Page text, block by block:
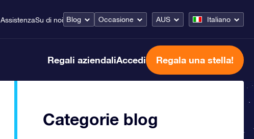
AssistenzaSu di noi Blog Occasione AUS Italiano
Regali aziendaliAccedi Regala una stella!
Categorie blog